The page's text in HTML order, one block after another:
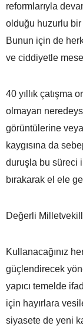
reformlarıyla
olduğu huzurlu bir
Bunun için de
ve ciddiyetle
40 yıllık çatışma
olmayan
görüntülerine
kaygısına da
duruşla bu süreci
bırakarak el ele
Değerli
Kullanacağınız
güçlendirecek
yapıcı temelde
için hayırlara
siyasete de yeni